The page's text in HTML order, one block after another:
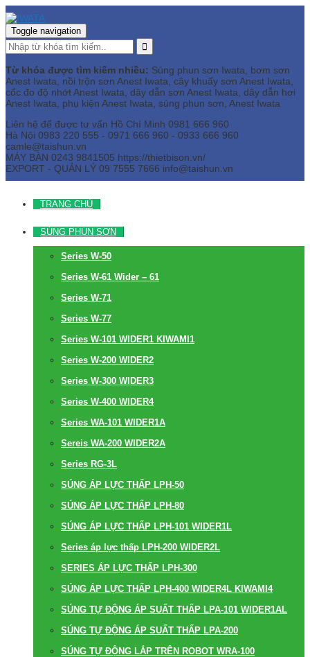
Toggle navigation
Từ khóa được tìm kiếm nhiều: Súng phun sơn Iwata, bơm sơn
Anest Iwata, nồi trộn sơn Anest Iwata, cây khuấy sơn Anest Iwata,
cốc đo độ nhớt Anest Iwata, dây dẫn sơn Anest Iwata, dây dẫn hơi
Anest Iwata, phụ kiện Anest Iwata, súng phun sơn, Anest Iwata
Liên hệ để được tư vấn Hồ Chí Minh 0981 666 960
Hà Nội 0983 220 555 - 0971 666 960 - 0933 666 960
camle@taishun.vn
MÁY BÀN 0243 9841505 https://thietbison.vn/
EXPORT - QUẢN LÝ 09 7555 7666 info@taishun.vn
TRANG CHỦ
SÚNG PHUN SƠN
Series W-50
Series W-61 Wider – 61
Series W-71
Series W-77
Series W-101 WIDER1 KIWAMI1
Series W-200 WIDER2
Series W-300 WIDER3
Series W-400 WIDER4
Series WA-101 WIDER1A
Sereis WA-200 WIDER2A
Series RG-3L
SÚNG ÁP LỰC THẤP LPH-50
SÚNG ÁP LỰC THẤP LPH-80
SÚNG ÁP LỰC THẤP LPH-101 WIDER1L
Series áp lực thấp LPH-200 WIDER2L
SERIES ÁP LỰC THẤP LPH-300
SÚNG ÁP LỰC THẤP LPH-400 WIDER4L KIWAMI4
SÚNG TỰ ĐỘNG ÁP SUẤT THẤP LPA-101 WIDER1AL
SÚNG TỰ ĐỘNG ÁP SUẤT THẤP LPA-200
SÚNG TỰ ĐỘNG LẮP TRÊN ROBOT WRA-100